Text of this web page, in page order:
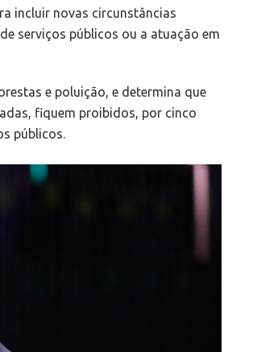
incluir novas circunstâncias
serviços públicos ou a atuação em
e poluição, e determina que
fiquem proibidos, por cinco
públicos.